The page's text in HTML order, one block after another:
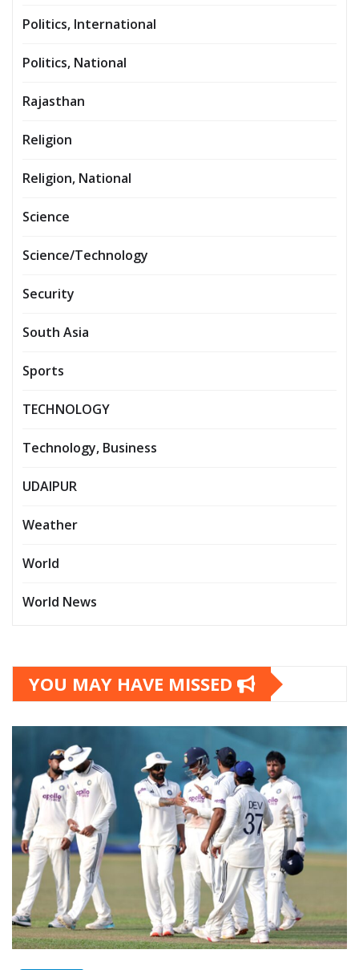
Politics, International
Politics, National
Rajasthan
Religion
Religion, National
Science
Science/Technology
Security
South Asia
Sports
TECHNOLOGY
Technology, Business
UDAIPUR
Weather
World
World News
YOU MAY HAVE MISSED